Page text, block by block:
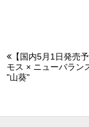
【国内5月1日発売
モス × ニューバラン
"山葵"